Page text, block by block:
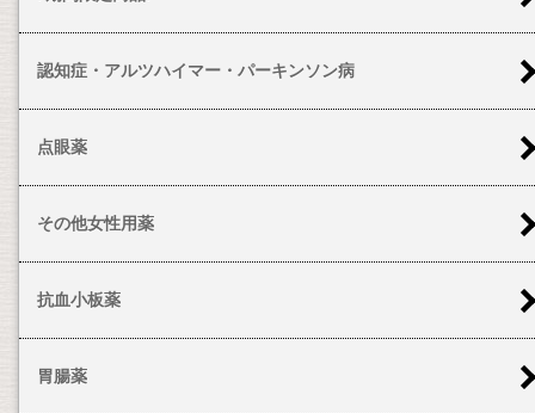
認知症・アルツハイマー・パーキンソン病
点眼薬
その他女性用薬
抗血小板薬
胃腸薬